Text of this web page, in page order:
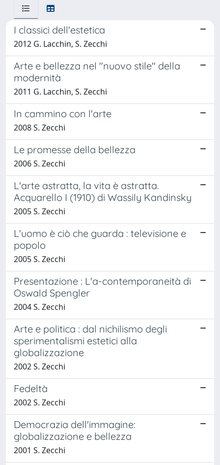
I classici dell'estetica
2012 G. Lacchin, S. Zecchi
Arte e bellezza nel "nuovo stile" della
modernità
2011 G. Lacchin, S. Zecchi
In cammino con l'arte
2008 S. Zecchi
Le promesse della bellezza
2006 S. Zecchi
L'arte astratta, la vita è astratta.
Acquarello I (1910) di Wassily Kandinsky
2005 S. Zecchi
L'uomo è ciò che guarda : televisione e
popolo
2005 S. Zecchi
Presentazione : L'a-contemporaneità di
Oswald Spengler
2004 S. Zecchi
Arte e politica : dal nichilismo degli
sperimentalismi estetici alla
globalizzazione
2002 S. Zecchi
Fedeltà
2002 S. Zecchi
Democrazia dell'immagine:
globalizzazione e bellezza
2001 S. Zecchi